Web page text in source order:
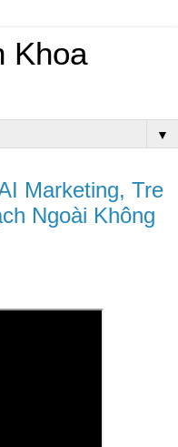
Khoa
▼
Marketing, Tre
Ngoài Không